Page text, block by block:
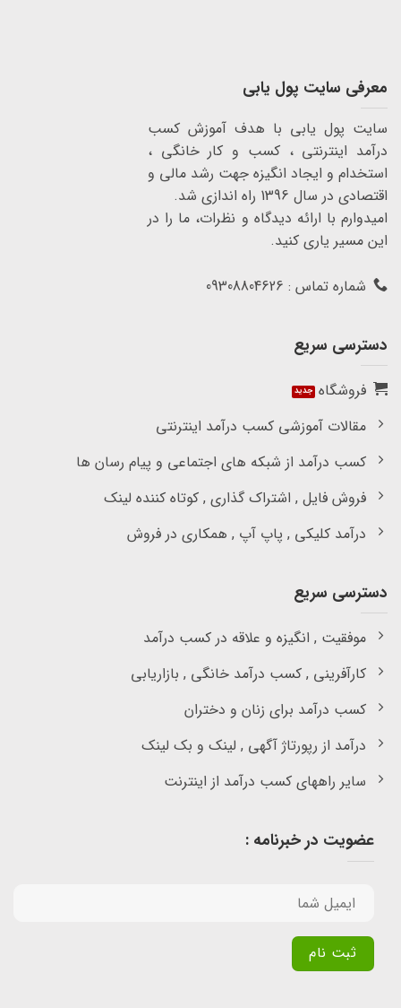
معرفی سایت پول یابی
سایت پول یابی با هدف آموزش کسب
درآمد اینترنتی ، کسب و کار خانگی ،
استخدام و ایجاد انگیزه جهت رشد مالی و
اقتصادی در سال 1396 راه اندازی شد.
امیدوارم با ارائه دیدگاه و نظرات، ما را در
این مسیر یاری کنید.
شماره تماس : 09308804626
دسترسی سریع
فروشگاه
مقالات آموزشی کسب درآمد اینترنتی
کسب درآمد از شبکه های اجتماعی و پیام رسان ها
فروش فایل , اشتراک گذاری , کوتاه کننده لینک
درآمد کلیکی , پاپ آپ , همکاری در فروش
دسترسی سریع
موفقیت , انگیزه و علاقه در کسب درآمد
کارآفرینی , کسب درآمد خانگی , بازاریابی
کسب درآمد برای زنان و دختران
درآمد از رپورتاژ آگهی , لینک و بک لینک
سایر راههای کسب درآمد از اینترنت
عضویت در خبرنامه :